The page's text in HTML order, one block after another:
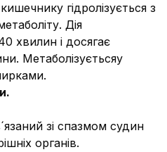
гідролізується з
Дія
хвилин і досягає
Метаболізуєтьсяу
зі спазмом судин
органів.